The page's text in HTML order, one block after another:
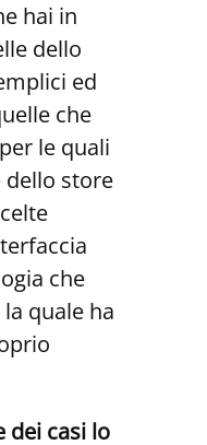
hai in
dello
ed
che
le quali
dello store
che
quale ha
dei casi lo